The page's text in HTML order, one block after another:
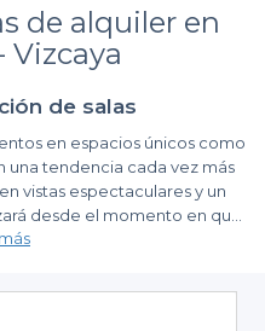
de alquiler en
Vizcaya
de salas
en espacios únicos como
una tendencia cada vez más
vistas espectaculares y un
desde el momento en que
una celebración en un
también permite disfrutar del
vibrante. Sin duda, un toque
para alquilar salas de